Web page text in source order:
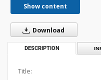
Show content
Download
DESCRIPTION
Title: